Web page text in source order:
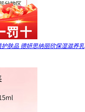
肤品 德妍思纳丽欣保湿滋养乳